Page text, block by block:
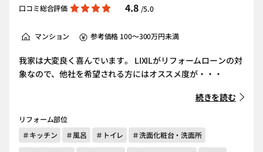
口コミ総合評価 4.8 /5.0
マンション 参考価格 100～300万円未満
我家は大変良く喜んでいます。 LIXILがリフォームローンの対
象なので、他社を希望される方にはオススメ度が・・・
続きを読む
リフォーム部位
＃キッチン
＃風呂 ＃トイレ
＃洗面化粧台・洗面所